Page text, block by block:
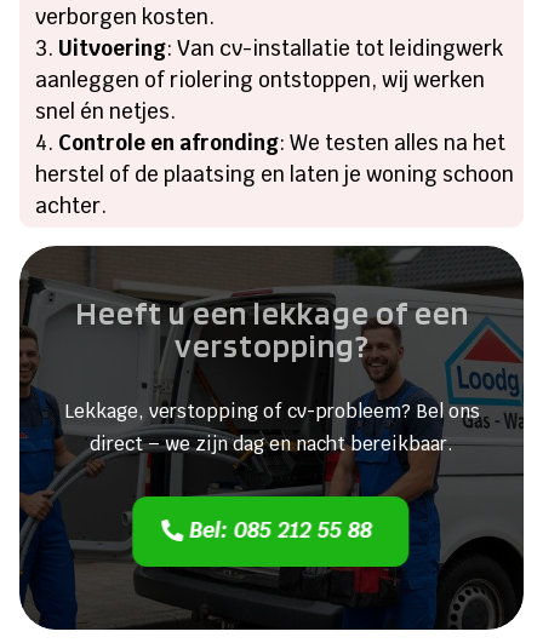
verborgen kosten.​
Uitvoering: Van cv-installatie tot leidingwerk
aanleggen of riolering ontstoppen, wij werken
snel én netjes.​
Controle en afronding: We testen alles na het
herstel of de plaatsing en laten je woning schoon
achter.​
Heeft u een lekkage of een
verstopping?
Lekkage, verstopping of cv-probleem? Bel ons
direct – we zijn dag en nacht bereikbaar.
Bel: 085 212 55 88